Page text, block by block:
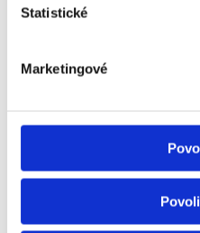
Statistické
Marketingové
Oravcová) 2019
Rehabilitation
Kurz Hlasová
DNS a Jóga, 2022
Lektor v České